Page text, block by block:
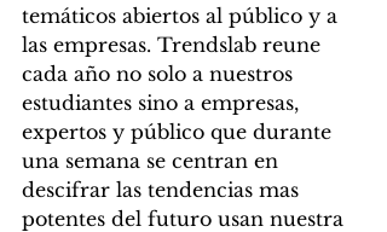
temáticos abiertos al público y a
las empresas. Trendslab reune
cada año no solo a nuestros
estudiantes sino a empresas,
expertos y público que durante
una semana se centran en
descifrar las tendencias mas
potentes del futuro usan nuestra